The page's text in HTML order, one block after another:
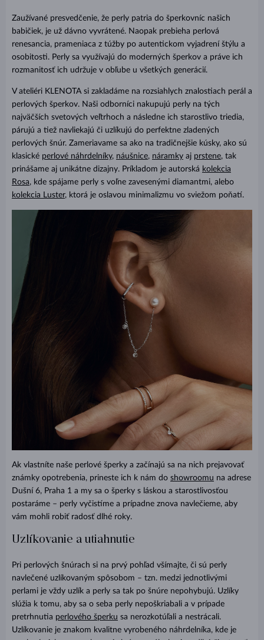
Zaužívané presvedčenie, že perly patria do šperkovníc našich
babičiek, je už dávno vyvrátené. Naopak prebieha perlová
renesancia, prameniaca z túžby po autentickom vyjadrení štýlu a
osobitosti. Perly sa využívajú do moderných šperkov a práve ich
rozmanitosť ich udržuje v obľube u všetkých generácií.
V ateliéri KLENOTA si zakladáme na rozsiahlych znalostiach perál a
perlových šperkov. Naši odborníci nakupujú perly na tých
najväčších svetových veľtrhoch a následne ich starostlivo triedia,
párujú a tiež navliekajú či uzlíkujú do perfektne zladených
perlových šnúr. Zameriavame sa ako na tradičnejšie kúsky, ako sú
klasické perlové náhrdelníky, náušnice, náramky aj prstene, tak
prinášame aj unikátne dizajny. Príkladom je autorská kolekcia
Rosa, kde spájame perly s voľne zavesenými diamantmi, alebo
kolekcia Luster, ktorá je oslavou minimalizmu vo sviežom poňatí.
Ak vlastníte naše perlové šperky a začínajú sa na nich prejavovať
známky opotrebenia, prineste ich k nám do showroomu na adrese
Dušní 6, Praha 1 a my sa o šperky s láskou a starostlivosťou
postaráme – perly vyčistíme a prípadne znova navlečieme, aby
vám mohli robiť radosť dlhé roky.
Uzlíkovanie a utiahnutie
Pri perlových šnúrach si na prvý pohľad všímajte, či sú perly
navlečené uzlíkovaným spôsobom – tzn. medzi jednotlivými
perlami je vždy uzlík a perly sa tak po šnúre nepohybujú. Uzlíky
slúžia k tomu, aby sa o seba perly nepoškriabali a v prípade
pretrhnutia perlového šperku sa nerozkotúľali a nestrácali.
Uzlíkovanie je znakom kvalitne vyrobeného náhrdelníka, kde je